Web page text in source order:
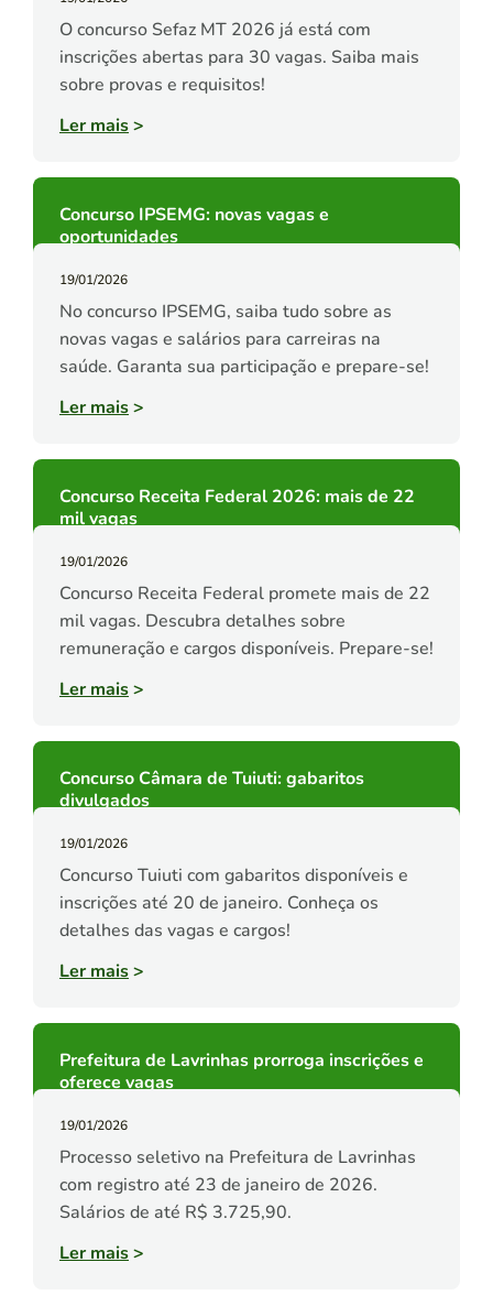
O concurso Sefaz MT 2026 já está com
inscrições abertas para 30 vagas. Saiba mais
sobre provas e requisitos!
Ler mais>
Concurso IPSEMG: novas vagas e
oportunidades
19/01/2026
No concurso IPSEMG, saiba tudo sobre as
novas vagas e salários para carreiras na
saúde. Garanta sua participação e prepare-se!
Ler mais>
Concurso Receita Federal 2026: mais de 22
mil vagas
19/01/2026
Concurso Receita Federal promete mais de 22
mil vagas. Descubra detalhes sobre
remuneração e cargos disponíveis. Prepare-se!
Ler mais>
Concurso Câmara de Tuiuti: gabaritos
divulgados
19/01/2026
Concurso Tuiuti com gabaritos disponíveis e
inscrições até 20 de janeiro. Conheça os
detalhes das vagas e cargos!
Ler mais>
Prefeitura de Lavrinhas prorroga inscrições e
oferece vagas
19/01/2026
Processo seletivo na Prefeitura de Lavrinhas
com registro até 23 de janeiro de 2026.
Salários de até R$ 3.725,90.
Ler mais>